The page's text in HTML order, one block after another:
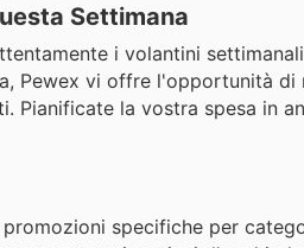
Settimana
i volantini
Pewex vi offre l'opportunità
Pianificate la vostra spesa in
specifiche per